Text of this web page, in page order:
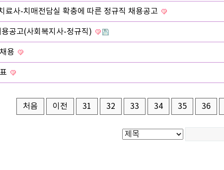
료사-치매전담실 확충에 따른 정규직 채용공고
공고(사회복지사-정규직)
용
처음 이전 31 32 33 34 35 36